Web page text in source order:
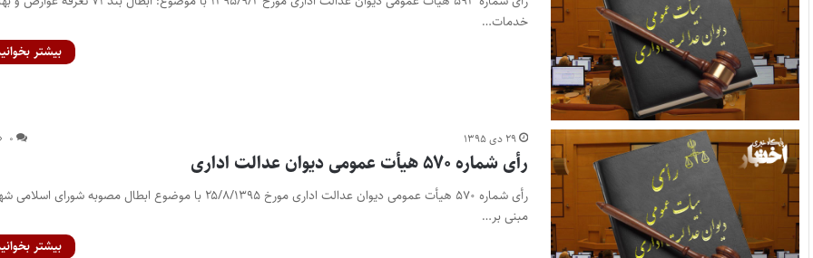
خدمات…
بیشتر
۲۹ دی ۱۳۹۵ ۰
رأی شماره ۵۷۰ هیأت عمومی دیوان عدالت اداری
رأی شماره ۵۷۰ هیأت عمومی دیوان عدالت اداری مورخ ۲۵/۸/۱۳۹۵ با موضوع ابطال مصوبه شورای
مبنی بر…
بیشتر